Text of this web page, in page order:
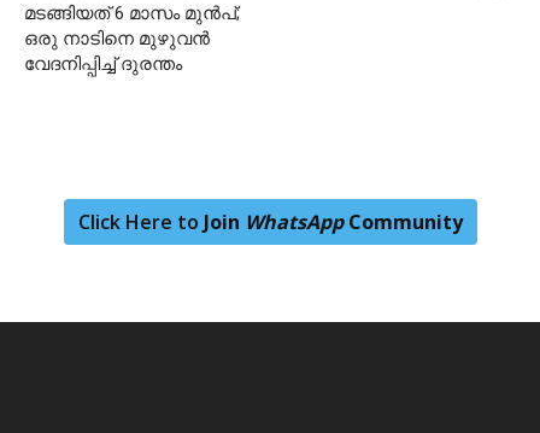
മടങ്ങിയത് 6 മാസം മുൻപ്;
ഒരു നാടിനെ മുഴുവൻ
വേദനിപ്പിച്ച് ദുരന്തം
Click Here to Join WhatsAppCommunity